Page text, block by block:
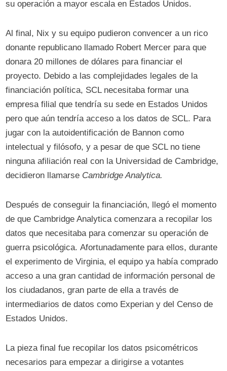
su operación a mayor escala en Estados Unidos.
Al final, Nix y su equipo pudieron convencer a un rico
donante republicano llamado Robert Mercer para que
donara 20 millones de dólares para financiar el
proyecto. Debido a las complejidades legales de la
financiación política, SCL necesitaba formar una
empresa filial que tendría su sede en Estados Unidos
pero que aún tendría acceso a los datos de SCL. Para
jugar con la autoidentificación de Bannon como
intelectual y filósofo, y a pesar de que SCL no tiene
ninguna afiliación real con la Universidad de Cambridge,
decidieron llamarse Cambridge Analytica.
Después de conseguir la financiación, llegó el momento
de que Cambridge Analytica comenzara a recopilar los
datos que necesitaba para comenzar su operación de
guerra psicológica. Afortunadamente para ellos, durante
el experimento de Virginia, el equipo ya había comprado
acceso a una gran cantidad de información personal de
los ciudadanos, gran parte de ella a través de
intermediarios de datos como Experian y del Censo de
Estados Unidos.
La pieza final fue recopilar los datos psicométricos
necesarios para empezar a dirigirse a votantes